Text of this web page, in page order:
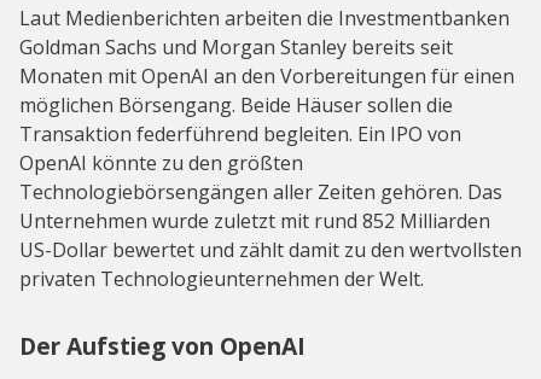
Laut Medienberichten arbeiten die Investmentbanken
Goldman Sachs und Morgan Stanley bereits seit
Monaten mit OpenAI an den Vorbereitungen für einen
möglichen Börsengang. Beide Häuser sollen die
Transaktion federführend begleiten. Ein IPO von
OpenAI könnte zu den größten
Technologiebörsengängen aller Zeiten gehören. Das
Unternehmen wurde zuletzt mit rund 852 Milliarden
US-Dollar bewertet und zählt damit zu den wertvollsten
privaten Technologieunternehmen der Welt.
Der Aufstieg von OpenAI